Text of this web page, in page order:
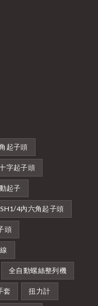
起子頭
字起子頭
起子
SH1/4內六角起子頭
頭
全自動螺絲整列機
套 扭力計